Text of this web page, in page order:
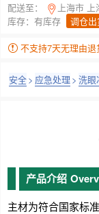
配送至：
上海市 上
库存： 有库存 调仓
不支持7天无理由退
安全> 应急处理 > 洗眼
产品介绍
主材为符合国家标